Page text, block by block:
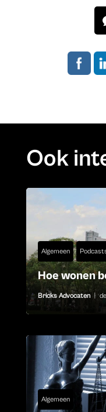
Ook
Algemeen
Hoe wonen
Bricks Advocaten |
Algemeen